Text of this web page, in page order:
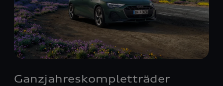
Ganzjahreskomplett­räder